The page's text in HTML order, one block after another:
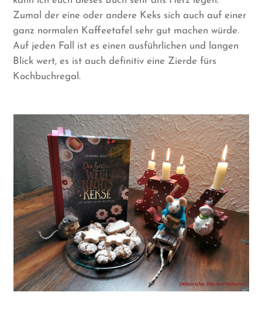
Zumal der eine oder andere Keks sich auch auf einer
ganz normalen Kaffeetafel sehr gut machen würde.
Auf jeden Fall ist es einen ausführlichen und langen
Blick wert, es ist auch definitiv eine Zierde fürs
Kochbuchregal.